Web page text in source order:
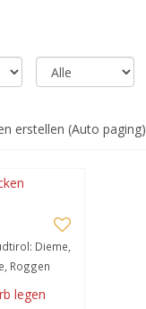
erstellen (Auto paging)
Dieme,
Roggen
legen